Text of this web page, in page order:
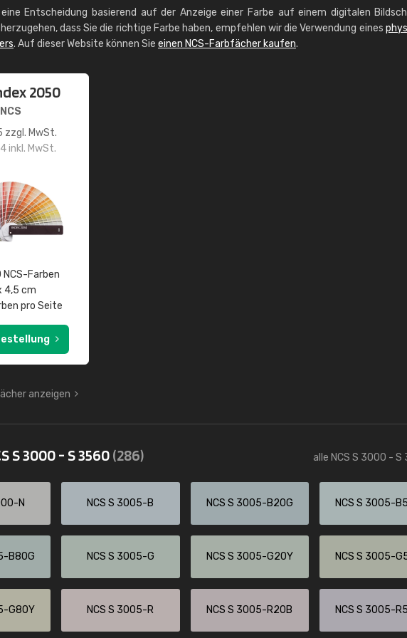
Entscheidung basierend auf der Anzeige einer Farbe auf einem digitalen
dass Sie die richtige Farbe haben, empfehlen wir die Verwendung eines
. Auf dieser Website können Sie einen NCS-Farbfächer kaufen.
2050
NCS
zzgl. MwSt.
inkl. MwSt.
NCS-Farben
4,5 cm
pro Seite
anzeigen
S 3000 - S 3560(286) alle NCS S 3000 - S
N NCS S 3005-B NCS S 3005-B20G NCS S 3005-
B80G NCS S 3005-G NCS S 3005-G20Y NCS S 3005-
G80Y NCS S 3005-R NCS S 3005-R20B NCS S 3005-